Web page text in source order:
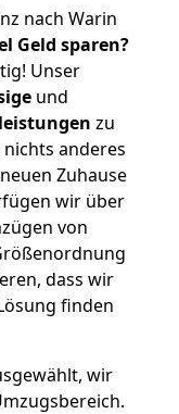
nach Warin
Geld sparen?
Unser
und
zu
anderes
Zuhause
wir über
von
dass wir
finden
wir